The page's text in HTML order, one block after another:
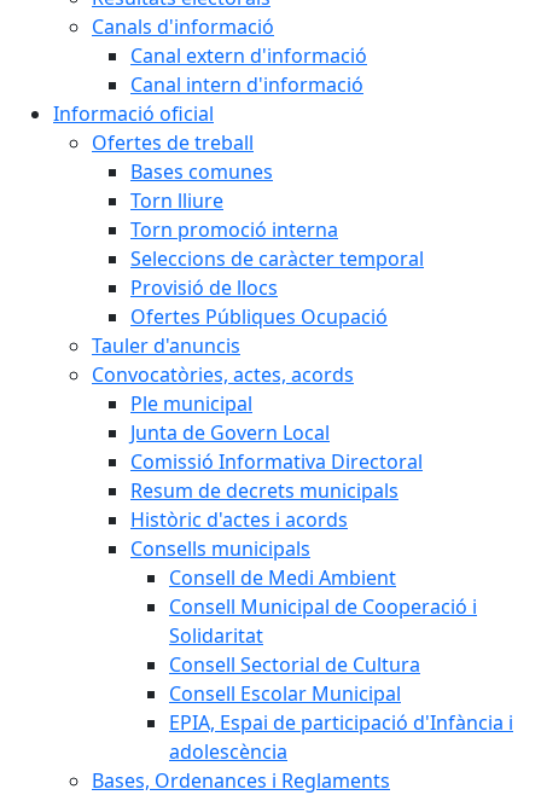
Canals d'informació
Canal extern d'informació
Canal intern d'informació
Informació oficial
Ofertes de treball
Bases comunes
Torn lliure
Torn promoció interna
Seleccions de caràcter temporal
Provisió de llocs
Ofertes Públiques Ocupació
Tauler d'anuncis
Convocatòries, actes, acords
Ple municipal
Junta de Govern Local
Comissió Informativa Directoral
Resum de decrets municipals
Històric d'actes i acords
Consells municipals
Consell de Medi Ambient
Consell Municipal de Cooperació i
Solidaritat
Consell Sectorial de Cultura
Consell Escolar Municipal
EPIA, Espai de participació d'Infància i
adolescència
Bases, Ordenances i Reglaments